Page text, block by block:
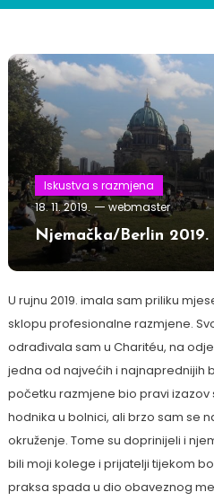
Iskustva s razmjena
18. 11. 2019.
webmaster
Njemačka/Berlin 2019.
U rujnu 2019. imala sam priliku
sklopu profesionalne razmjene.
odrađivala sam u Charitéu, na
jedna od najvećih i najnaprednijih
početku razmjene bio pravi
hodnika u bolnici, ali brzo sam se
okruženje. Tome su doprinijeli i
bili moji kolege i prijatelji tijekom
praksa spada u dio obaveznog